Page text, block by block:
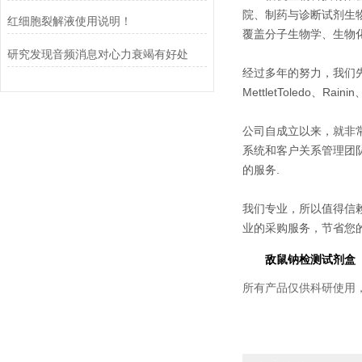
红细胞裂解液使用说明！
研究发现音频消息对心力衰竭有好处
院、制药与诊断试剂生
覆盖分子生物学、生物
经过多年的努力，我们
MettletToledo、Rainin
公司自成立以来，就非
系统和客户关系管理团
的服务.
我们专业，所以值得信
业的采购服务，节省您
敌鼠钠检测试剂盒
所有产品仅供科研使用